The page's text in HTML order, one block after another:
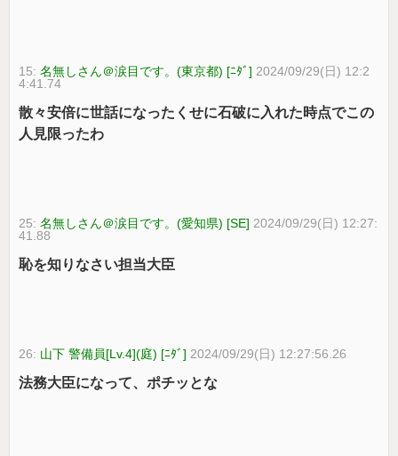
15:名無しさん＠涙目です。(東京都) [ﾆﾀﾞ] 2024/09/29(日) 12:2
4:41.74
散々安倍に世話になったくせに石破に入れた時点でこの
人見限ったわ
25:名無しさん＠涙目です。(愛知県) [SE] 2024/09/29(日) 12:27:
41.88
恥を知りなさい担当大臣
26: 山下 警備員[Lv.4](庭) [ﾆﾀﾞ] 2024/09/29(日) 12:27:56.26
法務大臣になって、ポチッとな